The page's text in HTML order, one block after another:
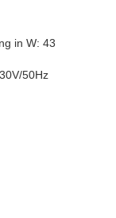
in W: 43
50Hz